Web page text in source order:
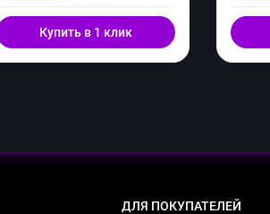
Купить в 1 клик
ДЛЯ ПОКУПАТЕЛЕЙ